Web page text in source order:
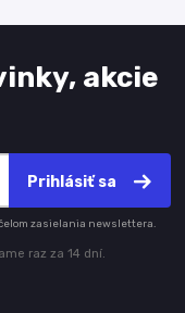
akcie
Prihlásiť sa
zasielania newslettera.
raz za 14 dní.